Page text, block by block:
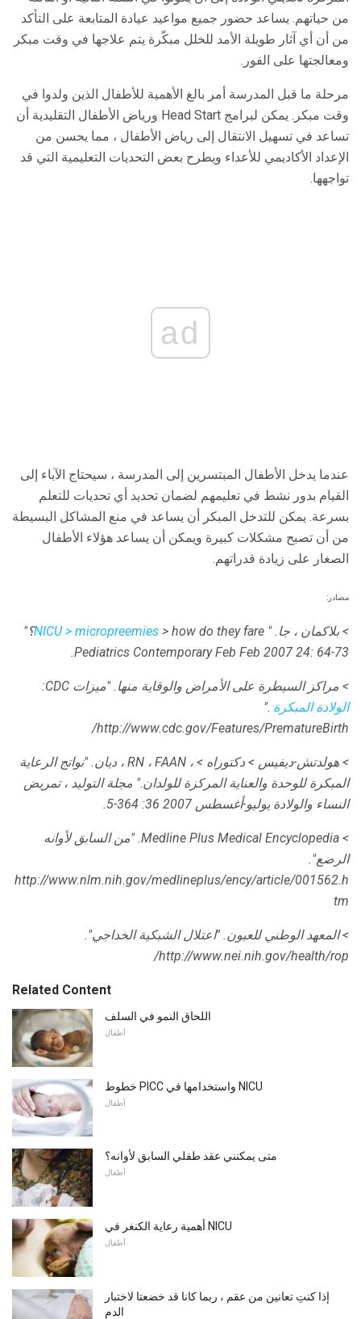
من حياتهم. يساعد حضور جميع مواعيد عيادة المتابعة على التأكد
من أن أي آثار طويلة الأمد للخلل مبكّرة يتم علاجها في وقت مبكر
ومعالجتها على الفور.
مرحلة ما قبل المدرسة أمر بالغ الأهمية للأطفال الذين ولدوا في
وقت مبكر. يمكن لبرامج Head Start ورياض الأطفال التقليدية أن
تساعد في تسهيل الانتقال إلى رياض الأطفال ، مما يحسن من
الإعداد الأكاديمي للأعداء ويطرح بعض التحديات التعليمية التي قد
تواجهها.
ad
عندما يدخل الأطفال المبتسرين إلى المدرسة ، سيحتاج الآباء إلى
القيام بدور نشط في تعليمهم لضمان تحديد أي تحديات للتعلم
بسرعة. يمكن للتدخل المبكر أن يساعد في منع المشاكل البسيطة
من أن تصبح مشكلات كبيرة ويمكن أن يساعد هؤلاء الأطفال
الصغار على زيادة قدراتهم.
مصادر:
> بلاكمان ، جا. "
NICU > micropreemies > how do they fare؟"
Pediatrics ContemporaryFeb Feb 2007 24: 64-73.
> مراكز السيطرة على الأمراض والوقاية منها. "ميزات CDC:
الولادة المبكرة ."
http://www.cdc.gov/Features/PrematureBirth/
> هولدتش-ديفيس > دكتوراه > ، RN ، FAAN ، ديان.
"نواتج الرعاية
المبكرة للوحدة والعناية المركزة للولدان." مجلة التوليد ، تمريض
النساء والولادة يوليو-أغسطس 2007 36: 364-5.
> Medline Plus Medical Encyclopedia.
"من السابق لأوانه
الرضع".
http://www.nlm.nih.gov/medlineplus/ency/article/001562.h
tm
> المعهد الوطني للعيون. "اعتلال الشبكية الخداجي".
http://www.nei.nih.gov/health/rop/
Related Content
اللحاق النمو في السلف
أطفال
خطوط PICC واستخدامها في NICU
أطفال
متى يمكنني عقد طفلي السابق لأوانه؟
أطفال
أهمية رعاية الكنغر في NICU
أطفال
إذا كنتِ تعانين من عقم ، ربما كانا قد خضعتا لاختبار
الدم